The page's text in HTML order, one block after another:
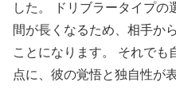
した。 ドリブラータイプ
間が長くなるため、相手か
ことになります。 それでも
点に、彼の覚悟と独自性が